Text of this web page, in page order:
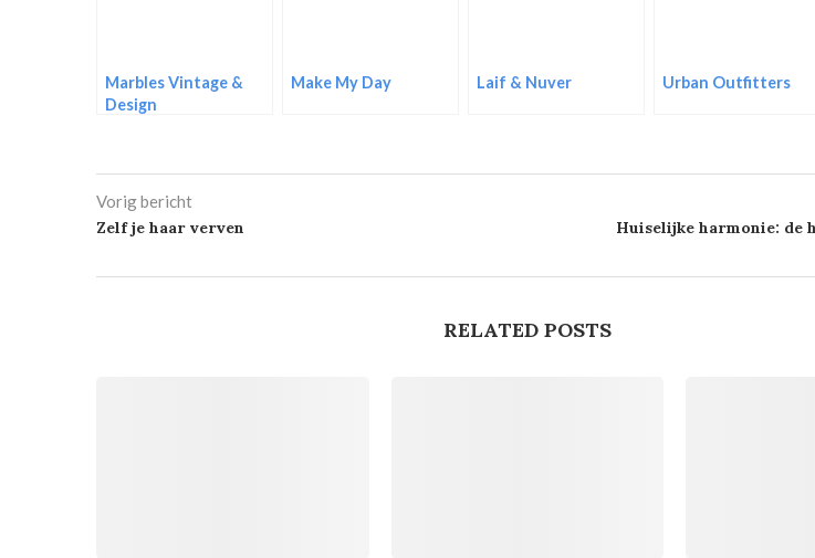
Marbles Vintage &
Design
Make My Day Laif & Nuver Urban Outfitters
Vorig bericht
Zelf je haar verven
Huiselijke harmonie: de
RELATED POSTS